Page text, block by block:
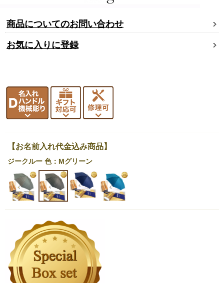
商品についてのお問い合わせ
お気に入りに登録
【お名前入れ代金込み商品】
ジークルー 色：Mグリーン